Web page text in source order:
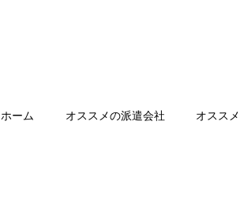
ホーム オススメの派遣会社 オスス